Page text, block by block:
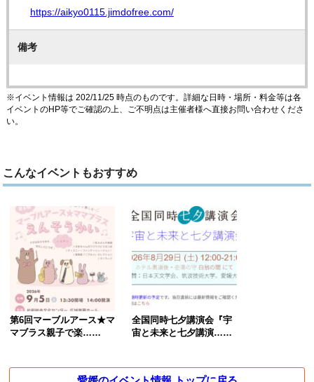
https://aikyo0115.jimdofree.com/
備考
※イベント情報は 202/11/25 時点のものです。詳細な日時・場所・料金等は各
イベントのHP等でご確認の上、ご不明点は主催者様へ直接お問い合わせくださ
い。
こんなイベントもおすすめ
第6回マーブルアース★マ
マブラス親子で楽……
全国同時七夕講演会『宇
宙と未来と七夕講演……